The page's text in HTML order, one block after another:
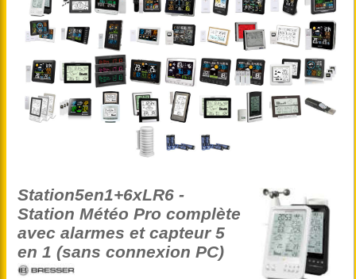
Station5en1+6xLR6 -
Station Météo Pro complète
avec alarmes et capteur 5
en 1 (sans connexion PC)